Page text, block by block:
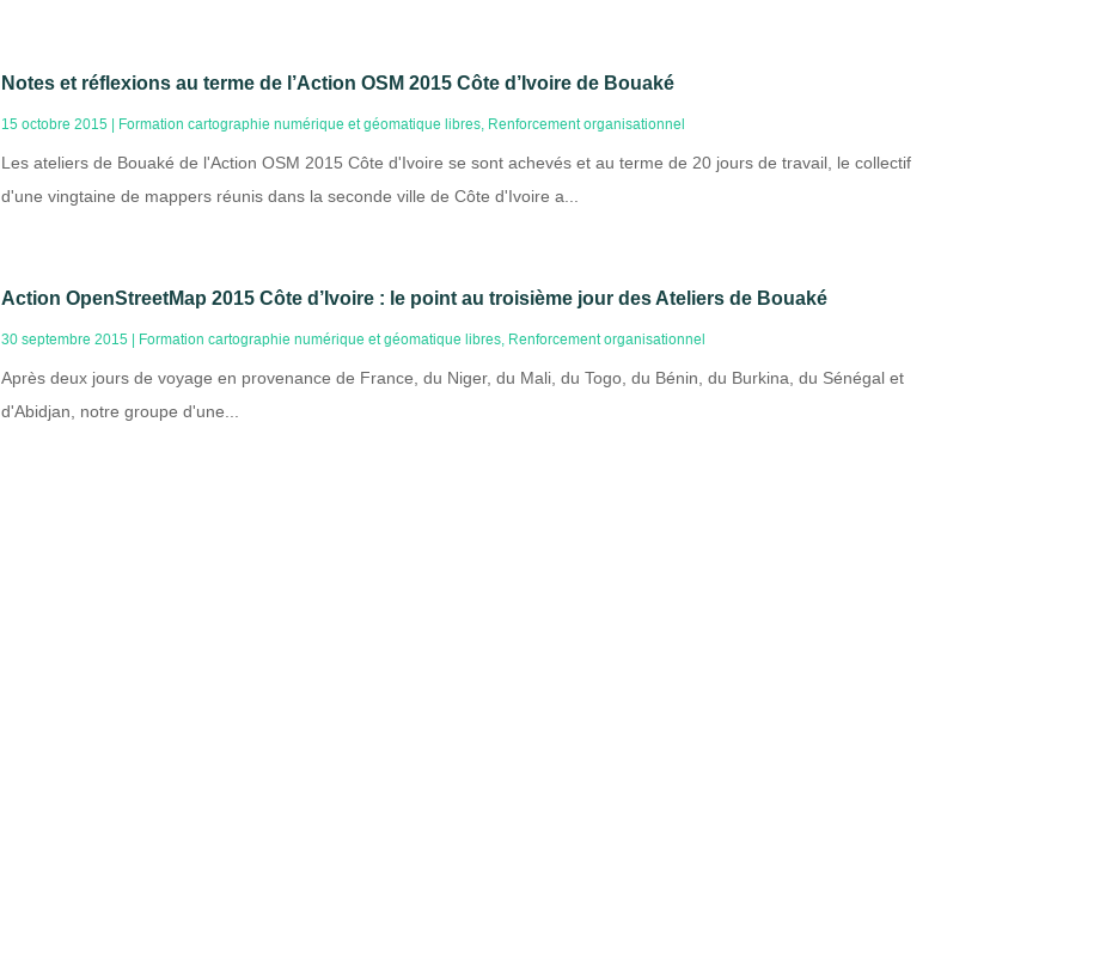
Notes et réflexions au terme de l’Action OSM 2015 Côte d’Ivoire de Bouaké
15 octobre 2015 | Formation cartographie numérique et géomatique libres, Renforcement organisationnel
Les ateliers de Bouaké de l'Action OSM 2015 Côte d'Ivoire se sont achevés et au terme de 20 jours de travail, le collectif
d'une vingtaine de mappers réunis dans la seconde ville de Côte d'Ivoire a...
Action OpenStreetMap 2015 Côte d’Ivoire : le point au troisième jour des Ateliers de Bouaké
30 septembre 2015 | Formation cartographie numérique et géomatique libres, Renforcement organisationnel
Après deux jours de voyage en provenance de France, du Niger, du Mali, du Togo, du Bénin, du Burkina, du Sénégal et
d'Abidjan, notre groupe d'une...